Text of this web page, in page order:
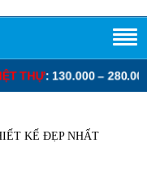
– 280.000 VNĐ/M2.ĐƠN
KẾ ĐẸP NHẤT